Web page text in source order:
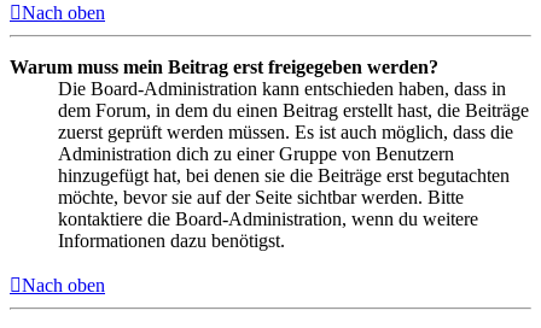
Nach oben
Warum muss mein Beitrag erst freigegeben werden?
Die Board-Administration kann entschieden haben, dass in
dem Forum, in dem du einen Beitrag erstellt hast, die Beiträge
zuerst geprüft werden müssen. Es ist auch möglich, dass die
Administration dich zu einer Gruppe von Benutzern
hinzugefügt hat, bei denen sie die Beiträge erst begutachten
möchte, bevor sie auf der Seite sichtbar werden. Bitte
kontaktiere die Board-Administration, wenn du weitere
Informationen dazu benötigst.
Nach oben